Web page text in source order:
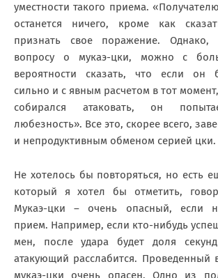
уместности такого приема.
останется ничего, кроме как
признать свое поражение. Однако,
вопросу о мукаэ-цки, можно с
вероятности сказать, что если он
сильно и с явным расчетом в тот
собирался атаковать, он
любезность». Все это, скорее всего,
и непродуктивным обменом серией цки.
Не хотелось бы повторяться, но есть
который я хотел бы отметить,
Мукаэ-цки – очень опасный, если
прием. Например, если кто-нибудь
мен, после удара будет доля
атакующий расслабится. Проведенный
мукаэ-цки очень опасен. Одно из